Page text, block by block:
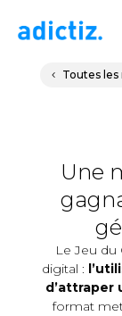
Toutes
Une
Le Jeu du
digital :
d’attraper
format